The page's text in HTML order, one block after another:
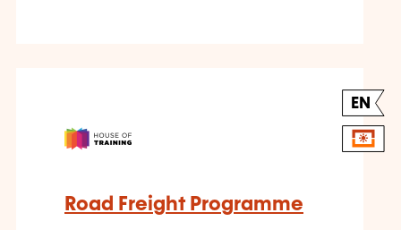
EN
Road Freight Programme